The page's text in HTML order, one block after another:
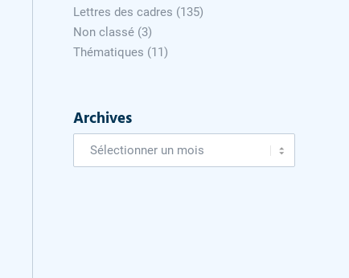
Lettres des cadres (135)
Non classé (3)
Thématiques (11)
Archives